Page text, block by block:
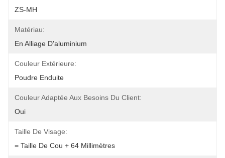
ZS-MH
Matériau:
En Alliage D'aluminium
Couleur Extérieure:
Poudre Enduite
Couleur Adaptée Aux Besoins Du Client:
Oui
Taille De Visage:
= Taille De Cou + 64 Millimètres